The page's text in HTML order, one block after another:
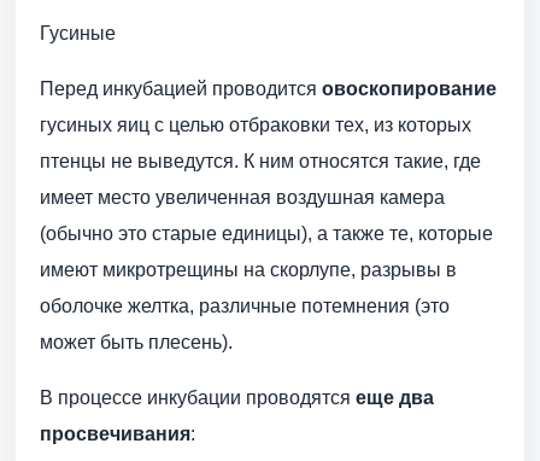
Гусиные
Перед инкубацией проводится овоскопирование
гусиных яиц с целью отбраковки тех, из которых
птенцы не выведутся. К ним относятся такие, где
имеет место увеличенная воздушная камера
(обычно это старые единицы), а также те, которые
имеют микротрещины на скорлупе, разрывы в
оболочке желтка, различные потемнения (это
может быть плесень).
В процессе инкубации проводятся еще два
просвечивания: